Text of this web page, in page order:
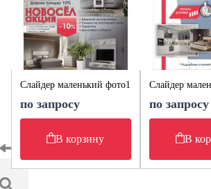
Слайдер маленький фото1
по запросу
В корзину
Слайдер
по запросу
В